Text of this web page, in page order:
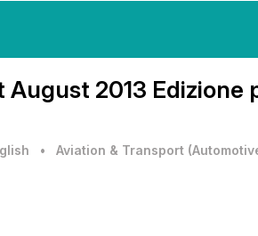
August 2013 Edizione
• Aviation & Transport (